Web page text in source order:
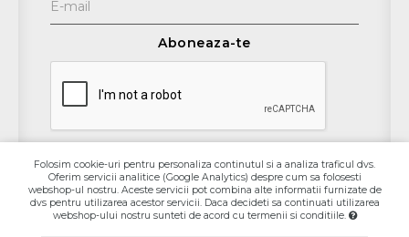
Aboneaza-te
Contact
Folosim cookie-uri pentru personaliza continutul si a analiza traficul dvs.
Oferim servicii analitice (Google Analytics) despre cum sa folosesti
webshop-ul nostru. Aceste servicii pot combina alte informatii furnizate de
dvs pentru utilizarea acestor servicii. Daca decideti sa continuati utilizarea
webshop-ului nostru sunteti de acord cu termenii si conditiile.